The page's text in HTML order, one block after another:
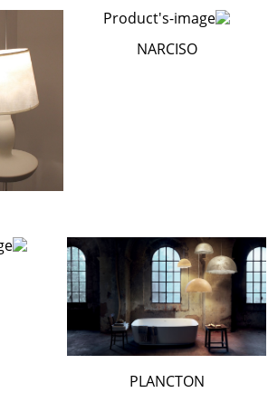
NARCISO
PLANCTON